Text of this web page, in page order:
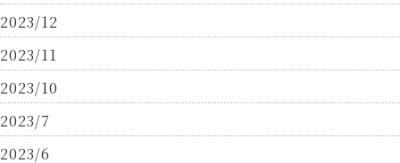
2023/12
2023/11
2023/10
2023/7
2023/6